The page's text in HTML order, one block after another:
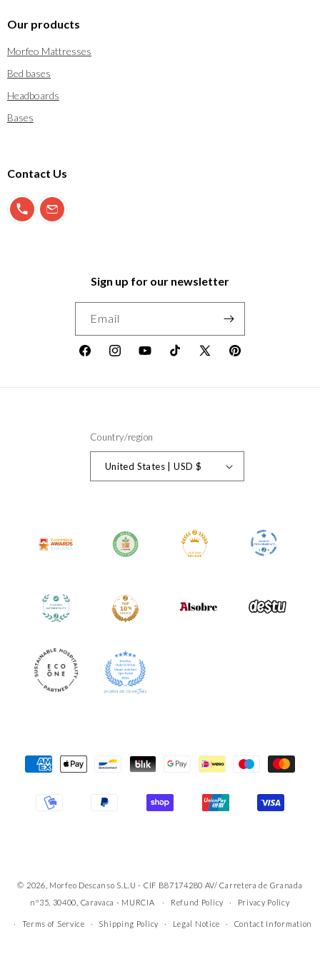
Our products
Morfeo Mattresses
Bed bases
Headboards
Bases
Contact Us
900 897 123info@morfeo.com
Sign up for our newsletter
Email
FacebookInstagramYouTubeTikTok
X
Pinterest
Country/region
United States | USD $
© 2026, Morfeo Descanso S.L.U - CIF B87174280 AV/ Carretera de Granada
nº35, 30400, Caravaca - MURCIA
Refund Policy Privacy Policy
Terms of Service Shipping Policy Legal Notice Contact Information